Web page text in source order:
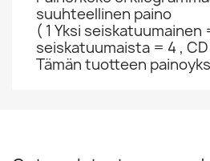
suuhteellinen paino
( 1 Yksi seiskatuumainen
seiskatuumaista = 4 , CD
Tämän tuotteen